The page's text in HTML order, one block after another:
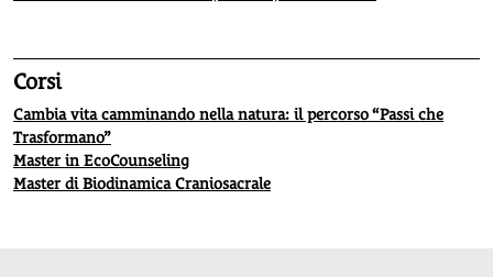
Corsi
Cambia vita camminando nella natura: il percorso “Passi che
Trasformano”
Master in EcoCounseling
Master di Biodinamica Craniosacrale